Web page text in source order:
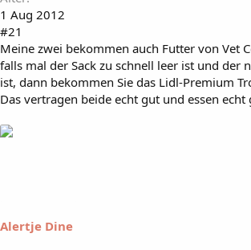
1 Aug 2012
#21
Meine zwei bekommen auch Futter von Vet
falls mal der Sack zu schnell leer ist und der
ist, dann bekommen Sie das Lidl-Premium
Das vertragen beide echt gut und essen echt
Alertje Dine